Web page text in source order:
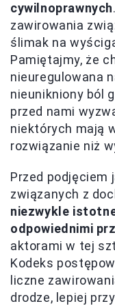
cywilnoprawnych
zawirowania
ślimak na
Pamiętajmy, że
nieuregulowana
nieunikniony ból
przed nami
niektórych mają
rozwiązanie niż
Przed podjęciem
związanych z
niezwykle
odpowiednimi
aktorami w tej
Kodeks
liczne
drodze, lepiej